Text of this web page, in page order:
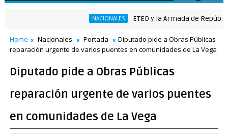
NACIONALES ETED y la Armada de República
ganador de RD$37 millones con el Loto
Home Nacionales Portada
Diputado pide a Obras Públicas
reparación urgente de varios puentes en comunidades de La Vega
Diputado pide a Obras Públicas
reparación urgente de varios puentes
en comunidades de La Vega